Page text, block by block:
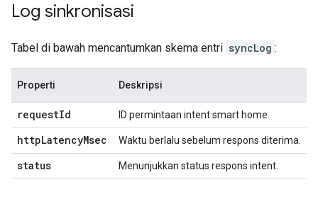
Log sinkronisasi
Tabel di bawah mencantumkan skema entri syncLog :
Properti Deskripsi
requestId ID permintaan intent smart home.
httpLatencyMsec Waktu berlalu sebelum respons diterima.
status Menunjukkan status respons intent.